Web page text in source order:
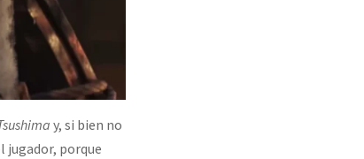
y, si bien no
jugador, porque